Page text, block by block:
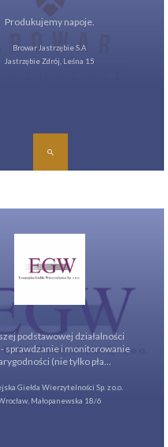
Produkujemy napoje.
Browar Jastrzębie S.A
Jastrzębie Zdrój, Leśna 15
podstawowej działalności
- sprawdzanie i monitorowanie
(nie tylko pła...
Giełda Wierzytelności Sp. z o.o.
Małopanewska 18/6